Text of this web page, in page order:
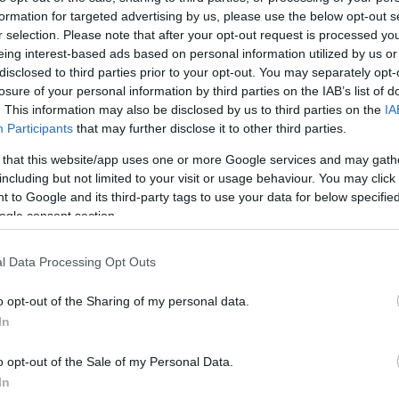
for targeted advertising by us, please use the below opt-out
selection. Please note that after your opt-out request is processed
interest-based ads based on personal information utilized by us
to third parties prior to your opt-out. You may separately
of your personal information by third parties on the IAB’s list of
This information may also be disclosed by us to third parties on the
Participants that may further disclose it to other third parties.
that this website/app uses one or more Google services and may
but not limited to your visit or usage behaviour. You may
to Google and its third-party tags to use your data for below
consent section.
Data Processing Opt Outs
opt-out of the Sharing of my personal data.
opt-out of the Sale of my Personal Data.
Jelszó Emlékezzen rám
Regisztráció
szaknévsora
KERTÉSZ ÉS KERTÉSZET REGISZTRÁCIÓ NÖVÉNYKATALÓGUS